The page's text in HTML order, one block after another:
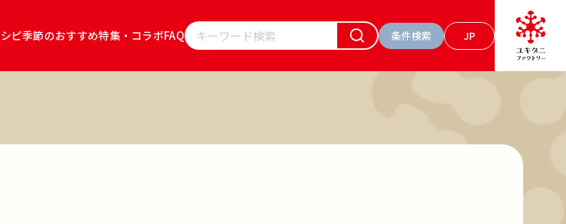
ピ季節のおすすめ特集・コラボFAQレシピをキーワードで検索 条件検索 JP